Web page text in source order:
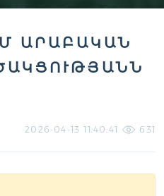
ԱՐԱԲԱԿԱՆ
2026-04-13 11:40:41 631